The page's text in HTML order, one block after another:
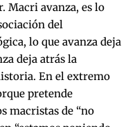
Macri avanza, es lo
del
lo que avanza deja
deja atrás la
En el extremo
pretende
macristas de “no